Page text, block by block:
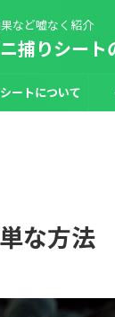
など嘘なく紹介
捕りシート
ートについて
な方法